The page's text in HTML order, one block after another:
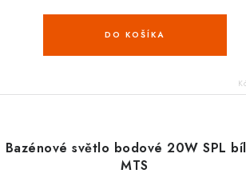
DO KOŠÍKA
Bazénové světlo bodové 20W SPL
MTS